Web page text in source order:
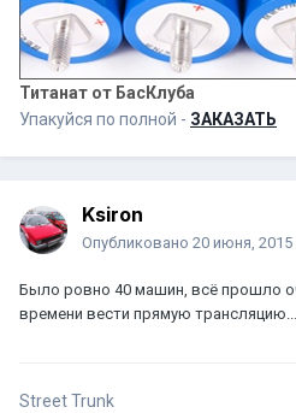
Титанат от БасКлуба
Упакуйся по полной - ЗАКАЗАТЬ
Ksiron
Опубликовано 20 июня, 2015
Было ровно 40 машин, всё прошло
времени вести прямую
Street Trunk